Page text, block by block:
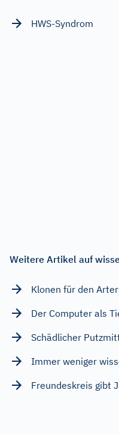
HWS-Syndrom
Weitere Artikel auf
Klonen für den
Der Computer als
Schädlicher
Immer weniger
Freundeskreis gibt